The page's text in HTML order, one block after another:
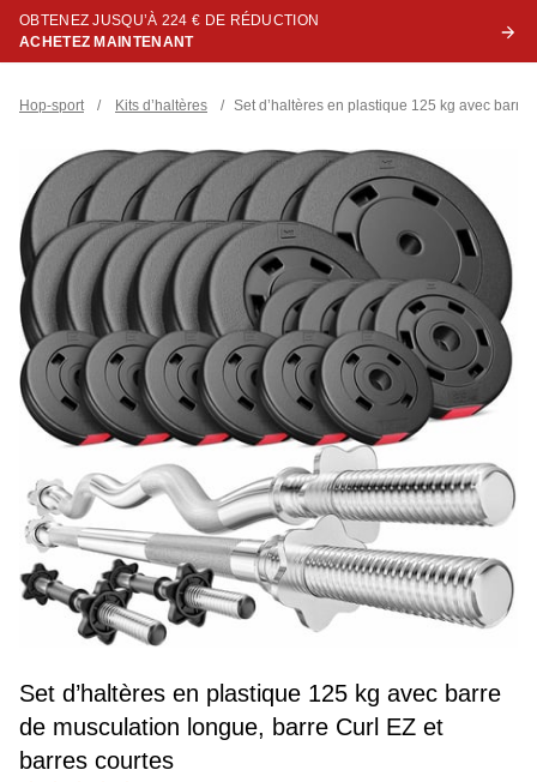
OBTENEZ JUSQU’À 224 € DE RÉDUCTION
ACHETEZ MAINTENANT
Hop-sport / Kits d’haltères / Set d’haltères en plastique 125 kg avec
Set d’haltères en plastique 125 kg avec barre
de musculation longue, barre Curl EZ et
barres courtes